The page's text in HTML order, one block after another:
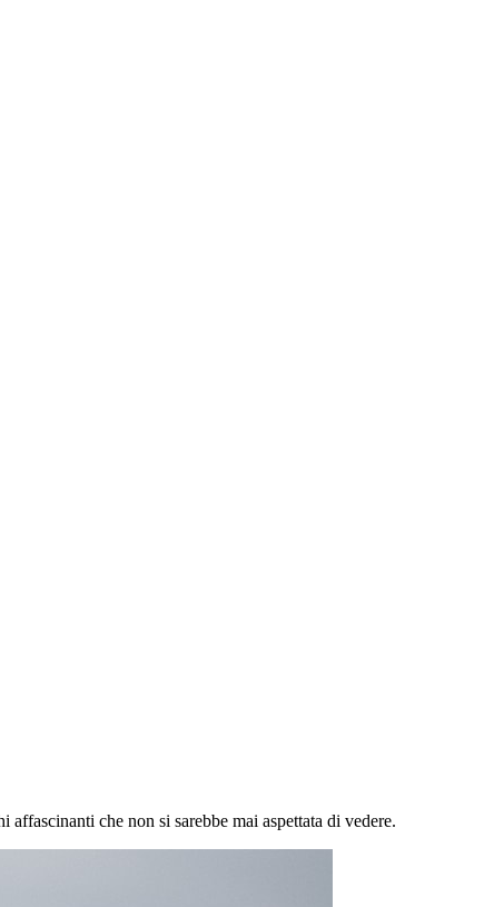
che non si sarebbe mai aspettata di vedere.